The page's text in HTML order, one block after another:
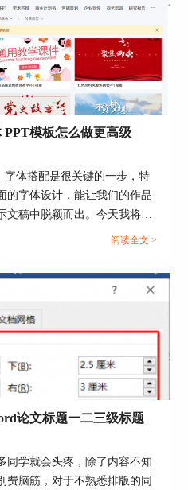
格式
，切换到“插入”选项
以了。
PPT模板怎么做更高级
字体搭配是很关键的一步，特
的字体设计，能让我们的作品
文稿中脱颖而出。今天我将分
体， PPT模板怎么做更高级的
阅读全文 >
论文标题一二三级标题
同学就会头疼，除了内容不知
费脑筋，对于不熟悉排版的同